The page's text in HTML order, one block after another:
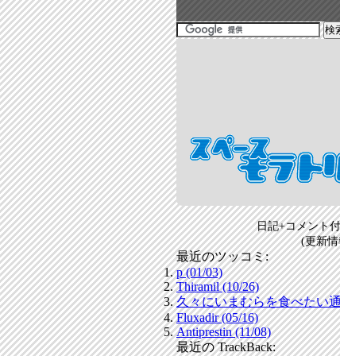
日記+コメント
(更新
最近のツッコミ:
p (01/03)
Thiramil (10/26)
久々にいまむらを食べたい
Fluxadir (05/16)
Antiprestin (11/08)
最近の TrackBack: